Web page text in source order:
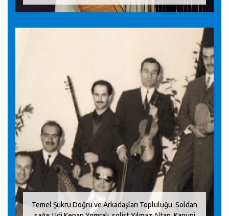
Temel Şükrü Doğru ve Arkadaşları Topluluğu. Soldan